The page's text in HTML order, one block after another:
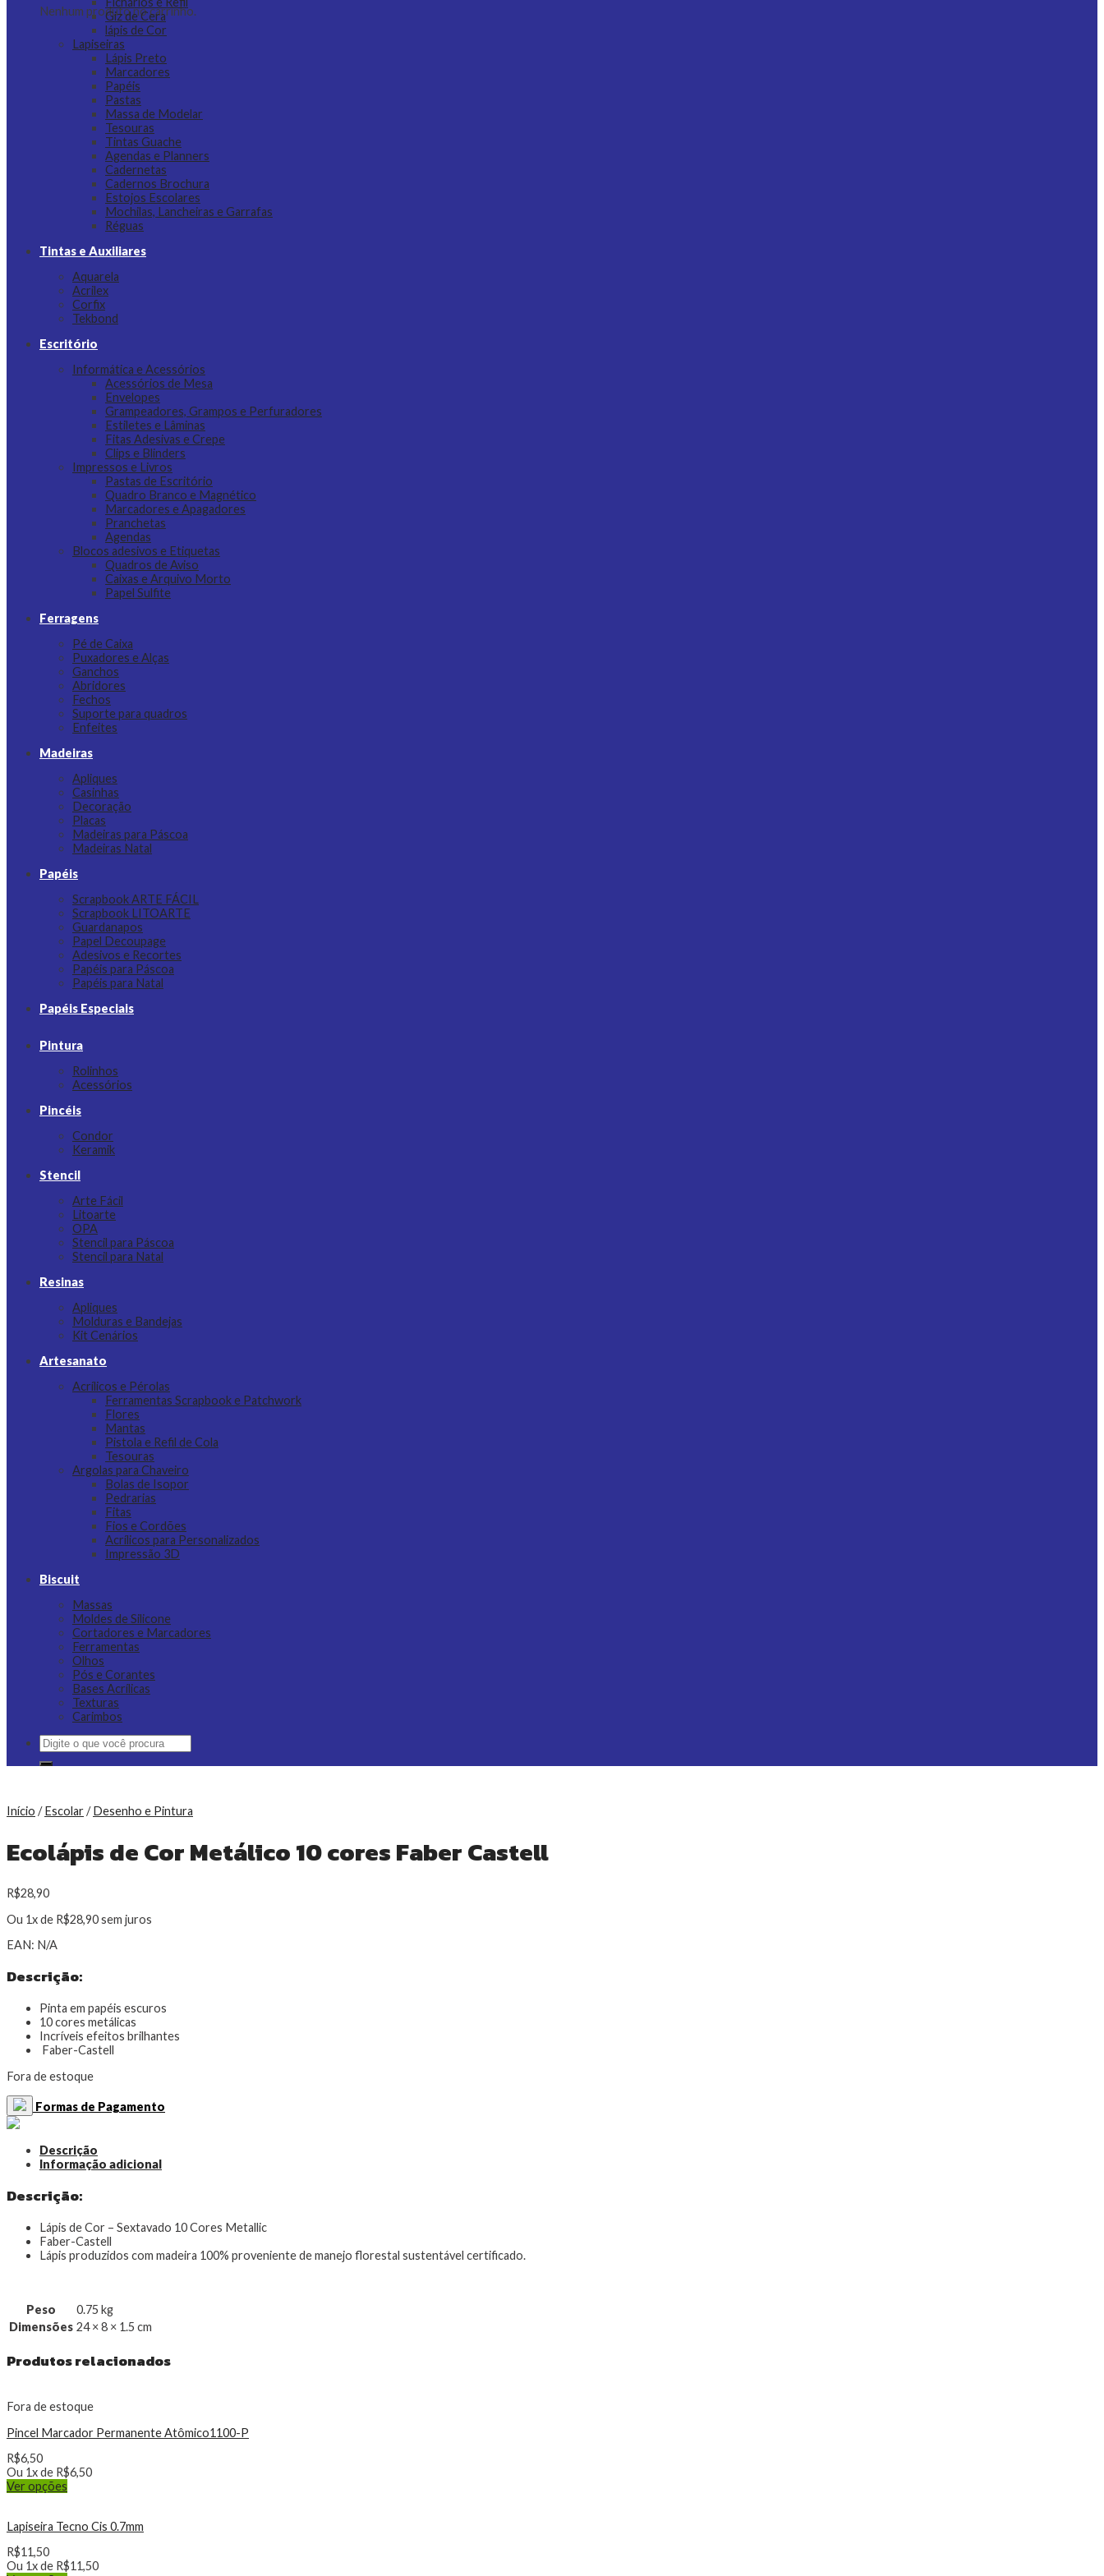
Nenhum produto no carrinho.
Giz de Cera
lápis de Cor
Lapiseiras
Lápis Preto
Marcadores
Papéis
Pastas
Massa de Modelar
Tesouras
Tintas Guache
Agendas e Planners
Cadernetas
Cadernos Brochura
Estojos Escolares
Mochilas, Lancheiras e Garrafas
Réguas
Tintas e Auxiliares
Aquarela
Acrilex
Corfix
Tekbond
Escritório
Informática e Acessórios
Acessórios de Mesa
Envelopes
Grampeadores, Grampos e Perfuradores
Estiletes e Lâminas
Fitas Adesivas e Crepe
Clips e Blinders
Impressos e Livros
Pastas de Escritório
Quadro Branco e Magnético
Marcadores e Apagadores
Pranchetas
Agendas
Blocos adesivos e Etiquetas
Quadros de Aviso
Caixas e Arquivo Morto
Papel Sulfite
Ferragens
Pé de Caixa
Puxadores e Alças
Ganchos
Abridores
Fechos
Suporte para quadros
Enfeites
Madeiras
Apliques
Casinhas
Decoração
Placas
Madeiras para Páscoa
Madeiras Natal
Papéis
Scrapbook ARTE FÁCIL
Scrapbook LITOARTE
Guardanapos
Papel Decoupage
Adesivos e Recortes
Papéis para Páscoa
Papéis para Natal
Papéis Especiais
Pintura
Rolinhos
Acessórios
Pincéis
Condor
Keramik
Stencil
Arte Fácil
Litoarte
OPA
Stencil para Páscoa
Stencil para Natal
Resinas
Apliques
Molduras e Bandejas
Kit Cenários
Artesanato
Acrílicos e Pérolas
Ferramentas Scrapbook e Patchwork
Flores
Mantas
Pistola e Refil de Cola
Tesouras
Argolas para Chaveiro
Bolas de Isopor
Pedrarias
Fitas
Fios e Cordões
Acrílicos para Personalizados
Impressão 3D
Biscuit
Massas
Moldes de Silicone
Cortadores e Marcadores
Ferramentas
Olhos
Pós e Corantes
Bases Acrílicas
Texturas
Carimbos
Pesquisar
por:
Início / Escolar/ Desenho e Pintura
Ecolápis de Cor Metálico 10 cores Faber Castell
R$28,90
Ou 1x de R$28,90sem juros
EAN: N/A
Descrição:
Pinta em papéis escuros
10 cores metálicas
Incríveis efeitos brilhantes
Faber-Castell
Fora de estoque
Formas de Pagamento
Descrição
Informação adicional
Descrição:
Lápis de Cor – Sextavado 10 Cores Metallic
Faber-Castell
Lápis produzidos com madeira 100% proveniente de manejo florestal sustentável certificado.
Peso
0.75 kg
Dimensões 24 × 8 × 1.5 cm
Produtos relacionados
Fora de estoque
Pincel Marcador Permanente Atômico1100-P
R$6,50
Ou 1x de R$6,50
Ver opções
Lapiseira Tecno Cis 0.7mm
R$11,50
Ou 1x de R$11,50